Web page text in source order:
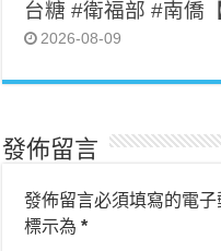
台糖 #衛福部 #南僑
2026-08-09
發佈留言
發佈留言必須填寫的電子
標示為*